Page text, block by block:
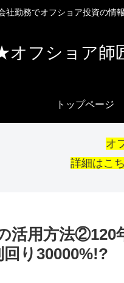
社勤務でオフショア投資の情
オフショア師
トップページ
オ
詳細はこ
活用方法②120
り30000%!?